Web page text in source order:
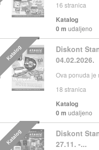
16 stranica
Katalog
0 m udaljeno
Diskont
04.02.2026.
Ova ponuda je
18 stranica
Katalog
0 m udaljeno
Katalog
Diskont
27.11. -...
Katalog